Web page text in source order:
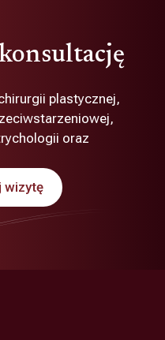
plastycznej,
oraz
wizytę